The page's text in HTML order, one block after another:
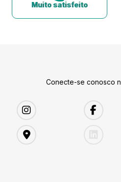
Muito satisfeito
Conecte-se conosco